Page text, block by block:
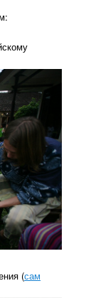
(сам